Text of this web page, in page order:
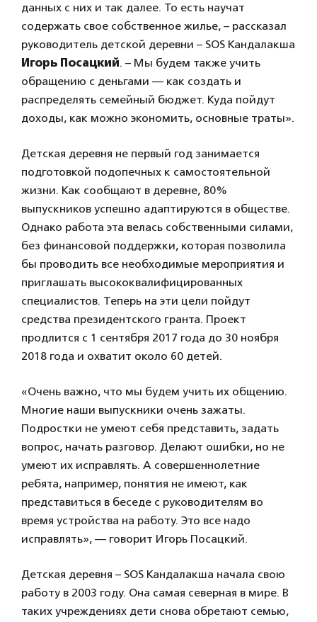
данных с них и так далее. То есть научат
содержать свое собственное жилье, – рассказал
руководитель детской деревни – SOS Кандалакша
Игорь Посацкий. – Мы будем также учить
обращению с деньгами — как создать и
распределять семейный бюджет. Куда пойдут
доходы, как можно экономить, основные траты».
Детская деревня не первый год занимается
подготовкой подопечных к самостоятельной
жизни. Как сообщают в деревне, 80%
выпускников успешно адаптируются в обществе.
Однако работа эта велась собственными силами,
без финансовой поддержки, которая позволила
бы проводить все необходимые мероприятия и
приглашать высококвалифицированных
специалистов. Теперь на эти цели пойдут
средства президентского гранта. Проект
продлится с 1 сентября 2017 года до 30 ноября
2018 года и охватит около 60 детей.
«Очень важно, что мы будем учить их общению.
Многие наши выпускники очень зажаты.
Подростки не умеют себя представить, задать
вопрос, начать разговор. Делают ошибки, но не
умеют их исправлять. А совершеннолетние
ребята, например, понятия не имеют, как
представиться в беседе с руководителям во
время устройства на работу. Это все надо
исправлять», — говорит Игорь Посацкий.
Детская деревня – SOS Кандалакша начала свою
работу в 2003 году. Она самая северная в мире. В
таких учреждениях дети снова обретают семью,